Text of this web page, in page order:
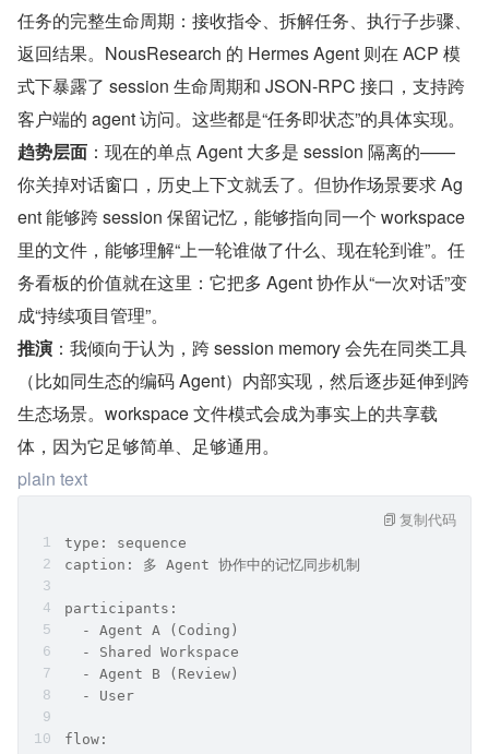
任务的完整生命周期：接收指令、拆解任务、执行子步骤、
返回结果。NousResearch 的 Hermes Agent 则在 ACP 模
式下暴露了 session 生命周期和 JSON-RPC 接口，支持跨
客户端的 agent 访问。这些都是“任务即状态”的具体实现。
趋势层面 ：现在的单点 Agent 大多是 session 隔离的——
你关掉对话窗口，历史上下文就丢了。但协作场景要求 Ag
ent 能够跨 session 保留记忆，能够指向同一个 workspace
里的文件，能够理解“上一轮谁做了什么、现在轮到谁”。任
务看板的价值就在这里：它把多 Agent 协作从“一次对话”变
成“持续项目管理”。
推演 ：我倾向于认为，跨 session memory 会先在同类工具
（比如同生态的编码 Agent）内部实现，然后逐步延伸到跨
生态场景。workspace 文件模式会成为事实上的共享载
体，因为它足够简单、足够通用。
plain text
type: sequence
caption: 多 Agent 协作中的记忆同步机制
participants:
  - Agent A (Coding)
  - Shared Workspace
  - Agent B (Review)
  - User
flow:
复制代码